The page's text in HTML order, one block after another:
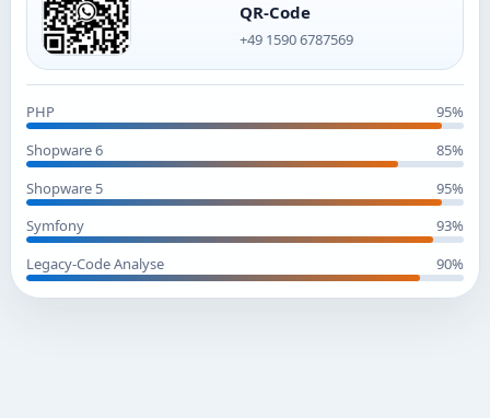
QR-Code
+49 1590 6787569
PHP
95%
Shopware 6
85%
Shopware 5
95%
Symfony
93%
Legacy-Code Analyse
90%